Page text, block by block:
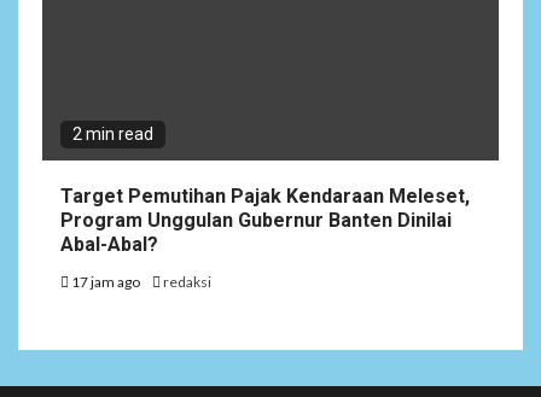
2 min read
Target Pemutihan Pajak Kendaraan Meleset,
Program Unggulan Gubernur Banten Dinilai
Abal-Abal?
17 jam ago redaksi